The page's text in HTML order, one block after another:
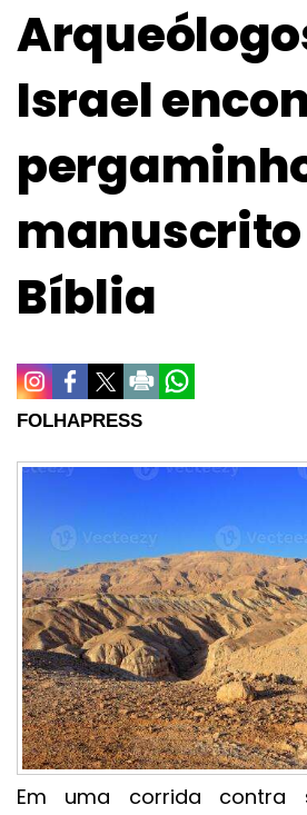
Israel
Bíblia
FOLHAPRESS
Em uma corrida contra